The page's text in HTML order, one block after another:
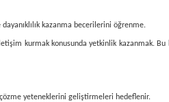
kazanma becerilerini öğrenme.
kurmak konusunda yetkinlik kazanmak.
yeteneklerini geliştirmeleri hedeflenir.